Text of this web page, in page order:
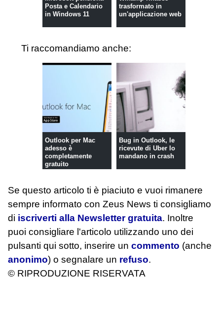
Posta e Calendario
in Windows 11
trasformato in
un'applicazione web
Ti raccomandiamo anche:
Outlook per Mac
adesso è
completamente
gratuito
Bug in Outlook, le
ricevute di Uber lo
mandano in crash
Se questo articolo ti è piaciuto e vuoi rimanere
sempre informato con Zeus News ti consigliamo
di iscriverti alla Newsletter gratuita. Inoltre
puoi consigliare l'articolo utilizzando uno dei
pulsanti qui sotto, inserire un commento (anche
anonimo) o segnalare un refuso.
© RIPRODUZIONE RISERVATA